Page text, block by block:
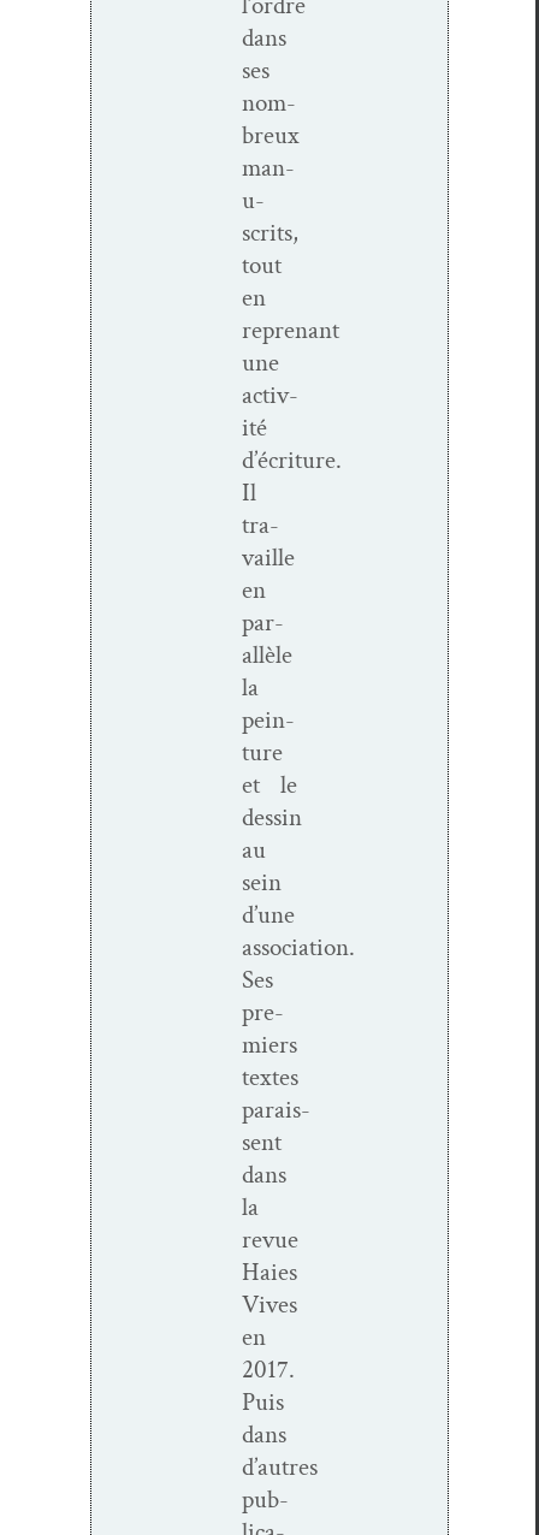
dans
ses
nom­
breux
man­
u­
scrits,
tout
en
reprenant
une
activ­
ité
d’écriture.
Il
tra­
vaille
en
par­
al­lèle
la
pein­
ture
et le
dessin
au
sein
d’une
association.
Ses
pre­
miers
textes
parais­
sent
dans
la
revue
Haies
Vives
en
2017.
Puis
dans
d’autres
pub­